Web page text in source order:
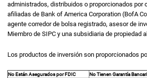
administrados, distribuidos o proporcionados por
afiliadas de Bank of America Corporation (B of A
BofA
agente corredor de bolsa registrado, asesor de
Miembro de S I P C
SIPC y una subsidiaria de propiedad
Los productos de inversión son proporcionados
No Están Asegurados porF D I C
FDIC No Tienen Garantía